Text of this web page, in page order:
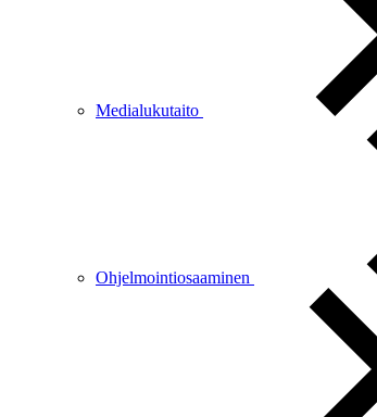
Medialukutaito
Ohjelmointiosaaminen